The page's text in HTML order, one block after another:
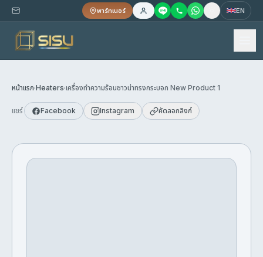
พาร์ทเนอร์ EN
หน้าแรก·Heaters·เครื่องทำความร้อนซาวน่าทรงกระบอก New Product 1
แชร์ Facebook Instagram คัดลอกลิงก์